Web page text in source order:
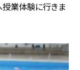
業体験に行きま